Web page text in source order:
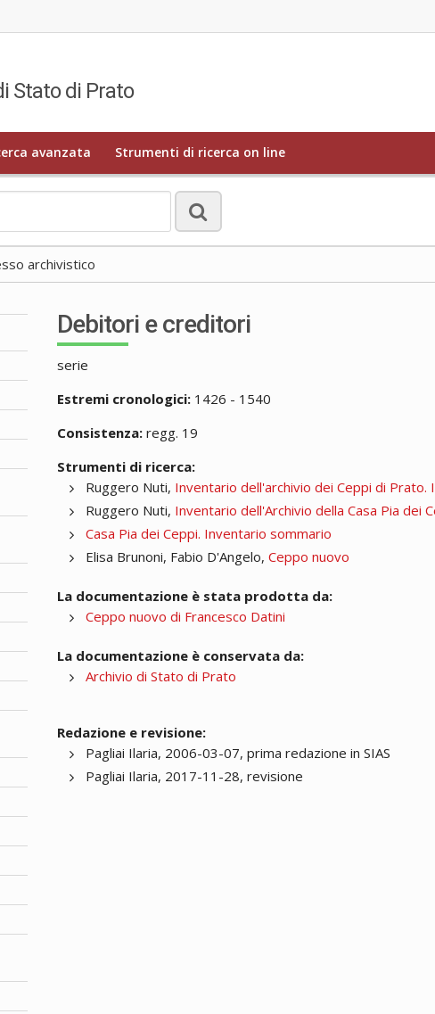
Stato di Prato
avanzata Strumenti di ricerca on line
archivistico
Debitori e creditori
serie
Estremi cronologici: 1426 - 1540
Consistenza: regg. 19
Strumenti di ricerca:
Ruggero Nuti, Inventario dell'archivio dei Ceppi di Prato.
Ruggero Nuti, Inventario dell'Archivio della Casa Pia dei
Casa Pia dei Ceppi. Inventario sommario
Elisa Brunoni, Fabio D'Angelo,Ceppo nuovo
La documentazione è stata prodotta da:
Ceppo nuovo di Francesco Datini
La documentazione è conservata da:
Archivio di Stato di Prato
Redazione e revisione:
Pagliai Ilaria, 2006-03-07, prima redazione in SIAS
Pagliai Ilaria, 2017-11-28, revisione